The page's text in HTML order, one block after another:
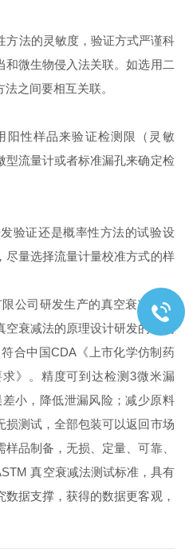
法的灵敏度，验证方式严谨科
微生物侵入法关联。如选用二
之间要相互关联。
性样品来验证检测限（灵敏
型流量计或者标准漏孔来确定检
验证还是概率性方法的试验设
尽量选择流量计量校准方式的样
公司研发生产的真空衰减法密
衰减法的原理设计研发的，满
合中国CDA《上市化学仿制药
求》。精度可到达检测3微米漏
小，降低泄漏风险；减少原料
损测试，全部包装可以返回市场
品制备，无损、定量、可靠、
真空衰减法测试标准，具有
据支撑，获得的数据更客观，